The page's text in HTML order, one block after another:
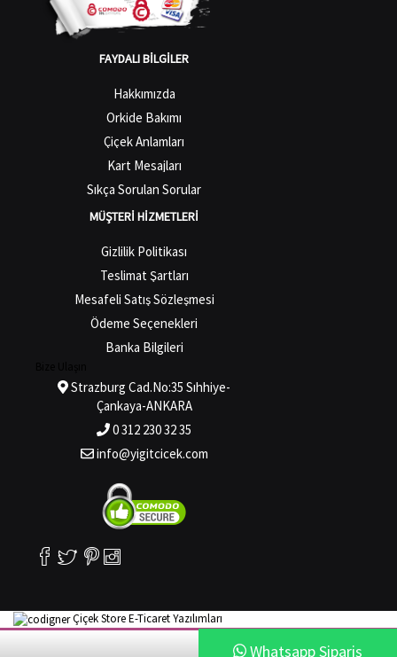
FAYDALI BILGILER
Hakkımızda
Orkide Bakımı
Çiçek Anlamları
Kart Mesajları
Sıkça Sorulan Sorular
MÜŞTERI HIZMETLERI
Gizlilik Politikası
Teslimat Şartları
Mesafeli Satış Sözleşmesi
Ödeme Seçenekleri
Banka Bilgileri
Strazburg Cad.No:35 Sıhhiye-
Çankaya-ANKARA
0 312 230 32 35
info@yigitcicek.com
Çiçek Store E-Ticaret Yazılımları
Whatsapp Sipariş